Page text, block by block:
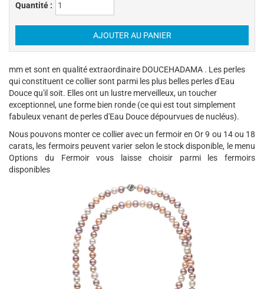
Quantité :
mm et sont en qualité extraordinaire DOUCEHADAMA . Les perles
qui constituent ce collier sont parmi les plus belles perles d'Eau
Douce qu'il soit. Elles ont un lustre merveilleux, un toucher
exceptionnel, une forme bien ronde (ce qui est tout simplement
fabuleux venant de perles d'Eau Douce dépourvues de nucléus).
Nous pouvons monter ce collier avec un fermoir en Or 9 ou 14 ou 18
carats, les fermoirs peuvent varier selon le stock disponible, le menu
Options du Fermoir vous laisse choisir parmi les fermoirs
disponibles